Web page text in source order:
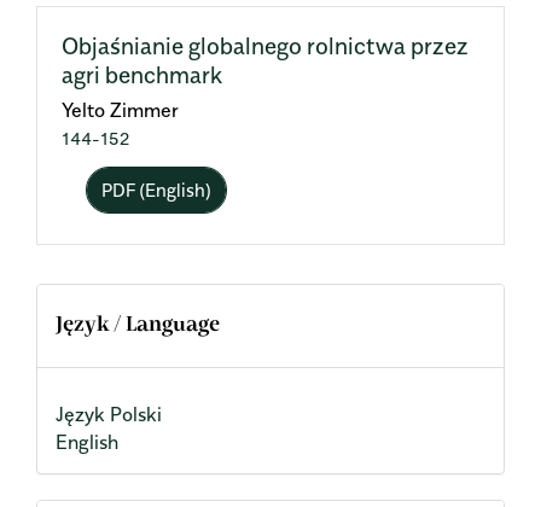
Objaśnianie globalnego rolnictwa przez
agri benchmark
Yelto Zimmer
144-152
PDF (English)
Język / Language
Język Polski
English